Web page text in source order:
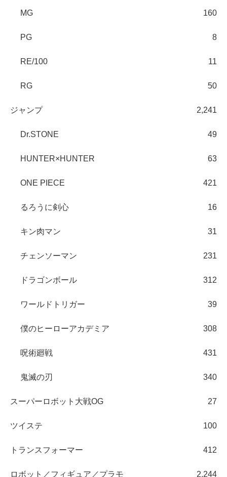
MG 160
PG 8
RE/100 11
RG 50
ジャンプ 2,241
Dr.STONE 49
HUNTER×HUNTER 63
ONE PIECE 421
るろうに剣心 16
キン肉マン 31
チェンソーマン 231
ドラゴンボール 312
ワールドトリガー 39
僕のヒーローアカデミア 308
呪術廻戦 431
鬼滅の刃 340
スーパーロボット大戦OG 27
ツイステ 100
トランスフォーマー 412
ロボット／フィギュア／プラモ 2,244